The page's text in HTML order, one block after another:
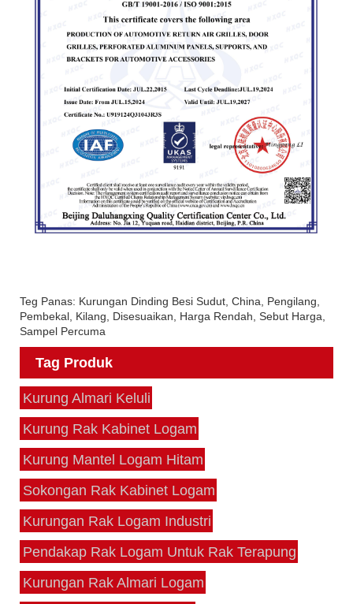
Teg Panas: Kurungan Dinding Besi Sudut, China, Pengilang,
Pembekal, Kilang, Disesuaikan, Harga Rendah, Sebut Harga,
Sampel Percuma
Tag Produk
Kurung Almari Keluli
Kurung Rak Kabinet Logam
Kurung Mantel Logam Hitam
Sokongan Rak Kabinet Logam
Kurungan Rak Logam Industri
Pendakap Rak Logam Untuk Rak Terapung
Kurungan Rak Almari Logam